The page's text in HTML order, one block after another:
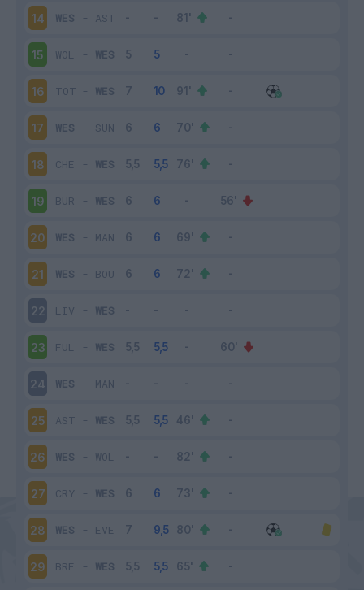
14 WES - AST
15 WOL - WES
16 TOT - WES
17 WES - SUN
18 CHE - WES
19 BUR - WES
20 WES - MAN
21 WES - BOU
22 LIV - WES
23 FUL - WES
24 WES - MAN
25 AST - WES
26 WES - WOL
27 CRY - WES
28 WES - EVE
29 BRE - WES